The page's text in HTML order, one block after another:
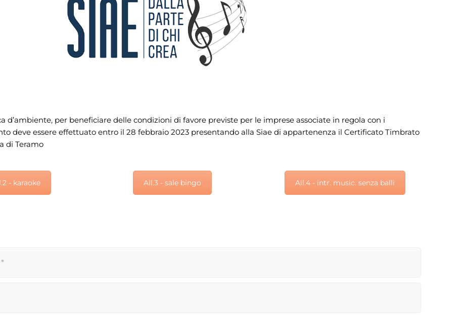
d’ambiente, per beneficiare delle condizioni di favore previste per le imprese associate in regola con i
deve essere effettuato entro il 28 febbraio 2023 presentando alla Siae di appartenenza il Certificato Timbrato
di Teramo
- karaoke All.3 - sale bingo All.4 - intr. music. senza balli